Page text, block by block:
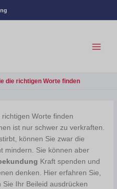
die richtigen Worte finden
Worte finden
ist nur schwer zu verkraften.
können Sie zwar die
mindern. Sie können aber
Kraft spenden und
denken. Hier erfahren Sie,
Ihr Beileid ausdrücken